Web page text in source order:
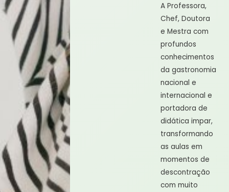
A Professora,
Chef, Doutora
e Mestra com
profundos
conhecimentos
da gastronomia
nacional e
internacional e
portadora de
didática impar,
transformando
as aulas em
momentos de
descontração
com muito